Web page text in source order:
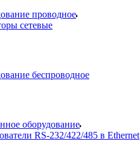
проводное
сетевые
беспроводное
оборудование
RS-232/422/485 в Ethernet